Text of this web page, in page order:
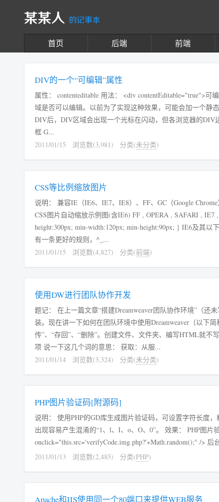
某某人 的记事本
首页 后端 前端
DIV的一个“可编辑”属性
属性： contenteditable 用法： <div contentEditable="true">可编辑</div> 这样就可以使div变成可编辑的状态，我们可
域是否可以编辑。以前为了实现这种效果，可能会加一个静
DIV后，DIV区域会出现一个光标在闪动，但各浏览器的DIV
框 G...
2011/01/15
浏览数(3,981) 分类(未分类)
CSS等比例缩放图片
说明： 兼容IE（IE6、IE7、IE8）、FF、GC（Google
CSS图片自动缩放示例图(含IE6) FF , OPERA , SAFARI , IE7 , IE8 方法如下
height:300px; min-width:120px; min-height:90px; } IE6及其以下版本的浏览器： 利用其支持的expression属性（先不要急着“复制”，下边还
有一条更好的规则，^_...
2011/01/15
浏览数(4,827) 分类(前端)
使用DW进行团队协作开发
题记： 在上一篇文章“搭建Dreamweaver团队协作环境”（还未写）中已经了解了WEB服务器、FTP服务器的架设以及Dreamweaver的安
装。现在讲一下如何在团队环境中使用Dreamweaver（以下
传”、“存回”、“删除”。创建文件、文件夹、编写HTML就
项 说一下这几个词的意思： 获取：从服...
2011/01/14
浏览数(3,324) 分类(未分类)
PHP图片验证码[附源码]
说明： 使用PHP的GD库生成图片验证码，可设置字符长度
出现容易产生混淆的“1、l、I、o、O、0”。 效果： PHP图
2011/01/13
浏览数(2,485) 分类(PHP)
Apache和IIS使用同一个80端口来提供WEB服务